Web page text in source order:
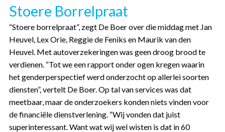
Stoere Borrelpraat
“Stoere borrelpraat”, zegt De Boer over die middag met Jan
Heuvel, Lex Orie, Reggie de Feniks en Maurik van den
Heuvel. Met autoverzekeringen was geen droog brood te
verdienen. “Tot we een rapport onder ogen kregen waarin
het genderperspectief werd onderzocht op allerlei soorten
diensten”, vertelt De Boer. Op tal van services was dat
meetbaar, maar de onderzoekers konden niets vinden voor
de financiële dienstverlening. “Wij vonden dat juist
superinteressant. Want wat wij wel wisten is dat in 60